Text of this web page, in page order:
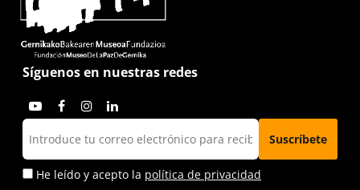
Síguenos en nuestras redes
He leído y acepto la política de privacidad